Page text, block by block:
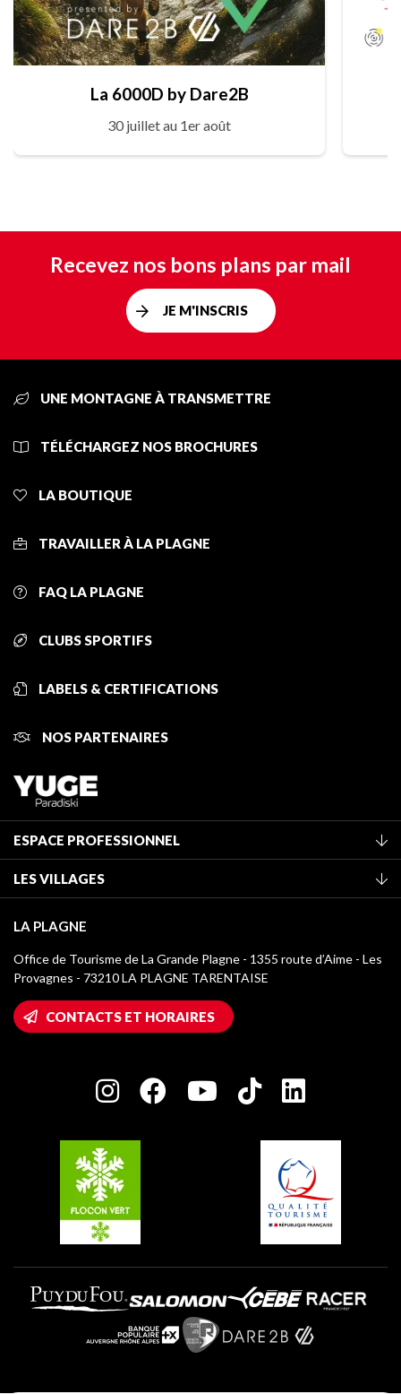
La 6000D by Dare2B
30 juillet au 1er août
Recevez nos bons plans par mail
JE M'INSCRIS
UNE MONTAGNE À TRANSMETTRE
TÉLÉCHARGEZ NOS BROCHURES
LA BOUTIQUE
TRAVAILLER À LA PLAGNE
FAQ LA PLAGNE
CLUBS SPORTIFS
LABELS & CERTIFICATIONS
NOS PARTENAIRES
ESPACE PROFESSIONNEL
Classement des meublés
Taxe de séjour
Médiathèque
Logos La Plagne
Accès Wifi
Maison des Propriétaires
Charte des Acteurs Engagés
LES VILLAGES
Montchavin - Les Coches
Champagny-en-Vanoise
Plagne 1800
Plagne Villages
Plagne Aime 2000
LA PLAGNE
Office de Tourisme de La Grande Plagne - 1355 route d’Aime - Les
Provagnes - 73210 LA PLAGNE TARENTAISE
CONTACTS ET HORAIRES